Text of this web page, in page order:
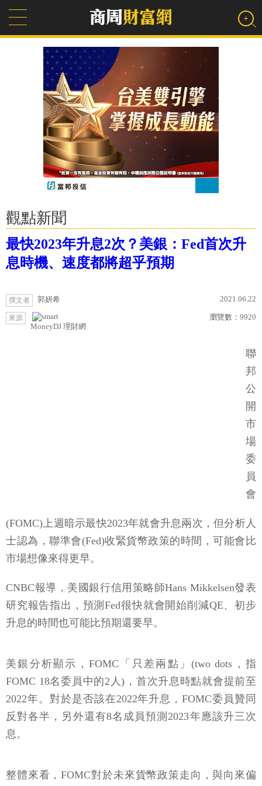
觀點新聞
最快2023年升息2次？美銀：Fed首次升
息時機、速度都將超乎預期
撰文者 郭妍希 2021.06.22
來源
MoneyDJ 理財網
瀏覽數： 9920
聯
邦
公
開
市
場
委
員
會
(FOMC)上週暗示最快2023年就會升息兩次，但分析人
士認為，聯準會(Fed)收緊貨幣政策的時間，可能會比
市場想像來得更早。
CNBC報導，美國銀行信用策略師Hans Mikkelsen發表
研究報告指出，預測Fed很快就會開始削減QE、初步
升息的時間也可能比預期還要早。
美銀分析顯示，FOMC「只差兩點」(two dots，指
FOMC 18名委員中的2人)，首次升息時點就會提前至
2022年。對於是否該在2022年升息，FOMC委員贊同
反對各半，另外還有8名成員預測2023年應該升三次
息。
整體來看，FOMC對於未來貨幣政策走向，與向來偏